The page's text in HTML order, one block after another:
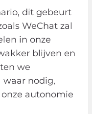
dit gebeurt
WeChat zal
in onze
blijven en
we
nodig,
autonomie